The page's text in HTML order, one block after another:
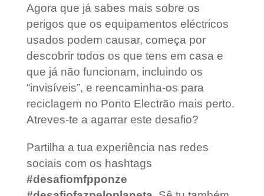
Agora que já sabes mais sobre os
perigos que os equipamentos eléctricos
usados podem causar, começa por
descobrir todos os que tens em casa e
que já não funcionam, incluindo os
“invisíveis”, e reencaminha-os para
reciclagem no Ponto Electrão mais perto.
Atreves-te a agarrar este desafio?
Partilha a tua experiência nas redes
sociais com os hashtags
#desafiomfpponze